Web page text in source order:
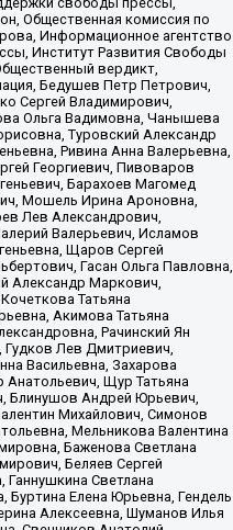
Общественная комиссия по
Информационное агентство
Институт Развития Свободы
вердикт,
Бедушев Петр Петрович,
Сергей Владимирович,
Ольга Вадимовна, Чанышева
Туровский Александр
Ривина Анна Валерьевна,
Георгиевич, Пивоваров
Барахоев Магомед
Мошель Ирина Ароновна,
Лев Александрович,
Валерьевич, Исламов
Щаров Сергей
Гасан Ольга Павловна,
Александр Маркович,
Татьяна
Акимова Татьяна
Рачинский Ян
Гудков Лев Дмитриевич,
Васильевна, Захарова
Анатольевич, Щур Татьяна
Блинушов Андрей Юрьевич,
Михайлович, Симонов
Мельникова Валентина
Баженова Светлана
Беляев Сергей
Ганнушкина Светлана
Буртина Елена Юрьевна, Гендель
Алексеевна, Шуманов Илья